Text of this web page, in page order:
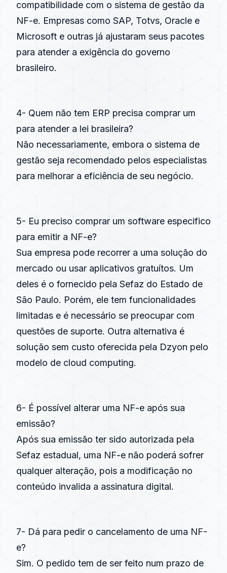
compatibilidade com o sistema de gestão da
NF-e. Empresas como SAP, Totvs, Oracle e
Microsoft e outras já ajustaram seus pacotes
para atender a exigência do governo
brasileiro.
4- Quem não tem ERP precisa comprar um
para atender a lei brasileira?
Não necessariamente, embora o sistema de
gestão seja recomendado pelos especialistas
para melhorar a eficiência de seu negócio.
5- Eu preciso comprar um software especifico
para emitir a NF-e?
Sua empresa pode recorrer a uma solução do
mercado ou usar aplicativos gratuítos. Um
deles é o fornecido pela Sefaz do Estado de
São Paulo. Porém, ele tem funcionalidades
limitadas e é necessário se preocupar com
questões de suporte. Outra alternativa é
solução sem custo oferecida pela Dzyon pelo
modelo de cloud computing.
6- É possível alterar uma NF-e após sua
emissão?
Após sua emissão ter sido autorizada pela
Sefaz estadual, uma NF-e não poderá sofrer
qualquer alteração, pois a modificação no
conteúdo invalida a assinatura digital.
7- Dá para pedir o cancelamento de uma NF-
e?
Sim. O pedido tem de ser feito num prazo de